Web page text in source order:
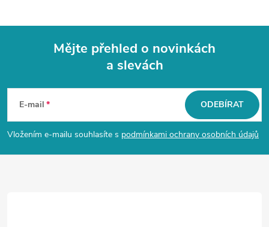
p
a
Mějte přehled o novinkách
a slevách
E-mail
Vložením e-mailu souhlasíte s podmínkami ochrany osobních údajů
ODEBÍRAT